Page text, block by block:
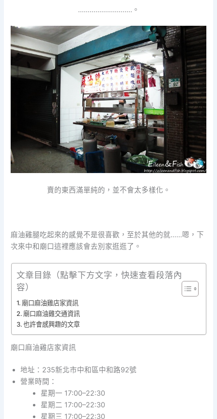
……………………….。
賣的東西滿單純的，並不會太多樣化。
麻油雞腿吃起來的感覺不是很喜歡，至於其他的就……嗯，下
次來中和廟口這裡應該會去別家逛逛了。
文章目錄（點擊下方文字，快速查看段落內
容）
廟口麻油雞店家資訊
廟口麻油雞交通資訊
也許會感興趣的文章
廟口麻油雞店家資訊
地址：235新北市中和區中和路92號
營業時間：
星期一 17:00–22:30
星期二 17:00–22:30
星期三 17:00–22:30